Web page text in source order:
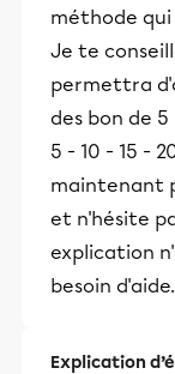
méthode qui
Je te
permettra
des bon de 5
5 - 10 - 15 -
maintenant
et n'hésite
explication
besoin d'aide.
Explication